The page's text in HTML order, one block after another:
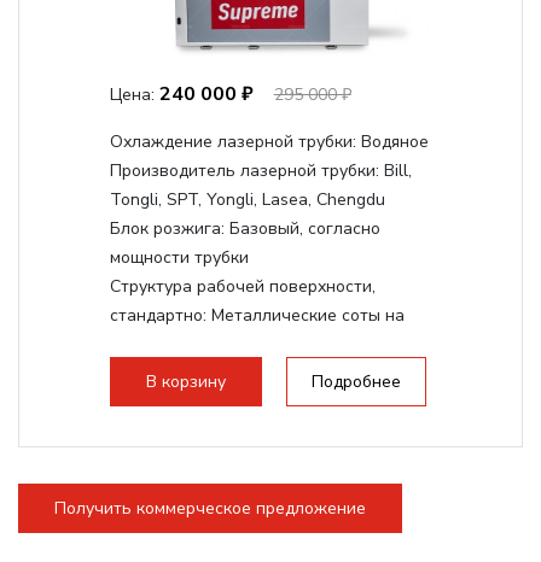
Цена: 240 000 ₽ 295 000 ₽
Охлаждение лазерной трубки: Водяное
Производитель лазерной трубки: Bill,
Tongli, SPT, Yongli, Lasea, Chengdu
Блок розжига: Базовый, согласно
мощности трубки
Структура рабочей поверхности,
стандартно: Металлические соты на
Дисплей:3.5" Цветной TFT LCD
Подъемный стол(ось Z):Винтовой на
20мм, Нижнее отверстие - 200мм
В корзину Подробнее
Получить коммерческое предложение